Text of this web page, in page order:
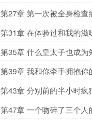
第27章 第一次被全身检查
第31章 在体验过和我的滋
动
第35章 什么皇太子也成为
第39章 我和你牵手拥抱你
吃醋打我吧
第43章 分别前的半小时疯
第47章 一个吻碎了三个人